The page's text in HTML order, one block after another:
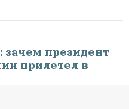
зачем президент
прилетел в